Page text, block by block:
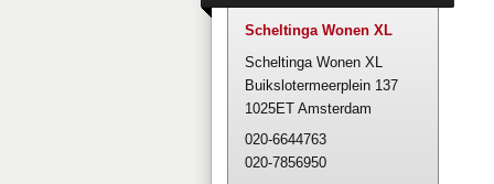
Scheltinga Wonen XL
Scheltinga Wonen XL
Buikslotermeerplein 137
1025ET Amsterdam
020-6644763
020-7856950